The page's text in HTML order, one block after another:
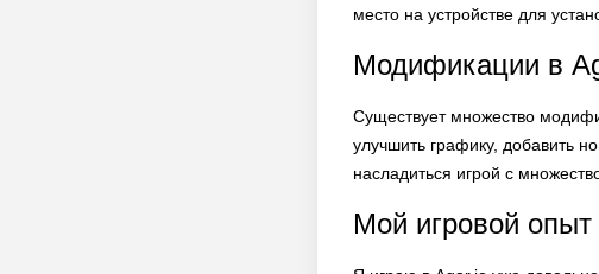
место на устройстве для
Модификации в
Существует множество
улучшить графику, добавить
насладиться игрой с
Мой игровой